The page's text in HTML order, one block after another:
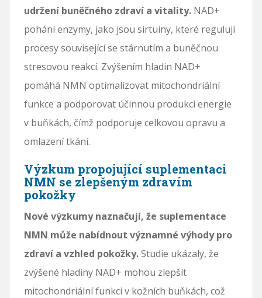
udržení buněčného zdraví a vitality. NAD+
pohání enzymy, jako jsou sirtuiny, které regulují
procesy související se stárnutím a buněčnou
stresovou reakcí. Zvýšením hladin NAD+
pomáhá NMN optimalizovat mitochondriální
funkce a podporovat účinnou produkci energie
v buňkách, čímž podporuje celkovou opravu a
omlazení tkání.
Výzkum propojující suplementaci
NMN se zlepšeným zdravím
pokožky
Nové výzkumy naznačují, že suplementace
NMN může nabídnout významné výhody pro
zdraví a vzhled pokožky.Studie ukázaly, že
zvýšené hladiny NAD+ mohou zlepšit
mitochondriální funkci v kožních buňkách, což